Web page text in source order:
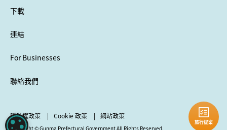
下載
連結
For Businesses
聯絡我們
隱私權政策 Cookie 政策 網站政策
Copyright © Gunma Prefectural Government All Rights Reserved.
旅行提案
COOKIE 設定